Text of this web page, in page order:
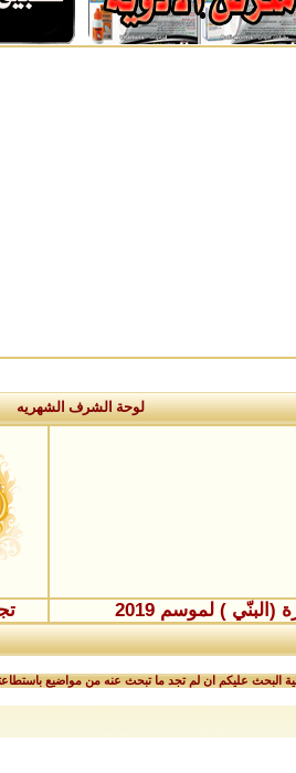
لوحة الشرف الشهريه
) لموسم 2019
عليكم ان لم تجد ما تبحث عنه من مواضيع